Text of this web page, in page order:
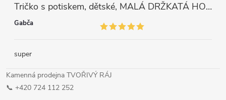
Tričko s potiskem, dětské, MALÁ DRŽKATÁ HOLKA, 1 ks
Gabča
super
Kamenná prodejna TVOŘIVÝ RÁJ
📞 +420 724 112 252